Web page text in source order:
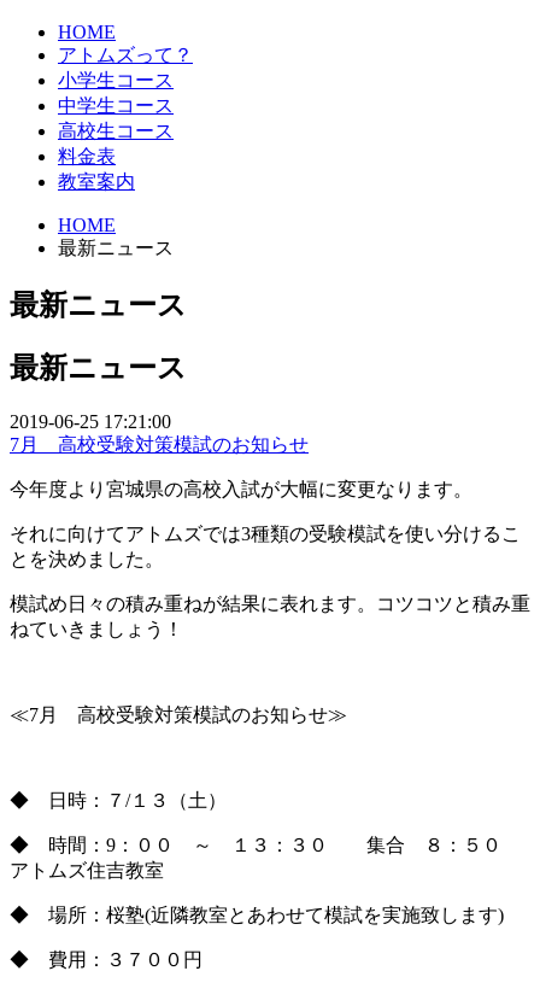
HOME
アトムズって？
小学生コース
中学生コース
高校生コース
料金表
教室案内
HOME
最新ニュース
最新ニュース
最新ニュース
2019-06-25 17:21:00
7月 高校受験対策模試のお知らせ
今年度より宮城県の高校入試が大幅に変更なります。
それに向けてアトムズでは3種類の受験模試を使い分けるこ
とを決めました。
模試め日々の積み重ねが結果に表れます。コツコツと積み重
ねていきましょう！
≪7月 高校受験対策模試のお知らせ≫
◆ 日時：７/１３（土）
◆ 時間：9：００ ～ １３：３０ 集合 ８：５０
アトムズ住吉教室
◆ 場所：桜塾(近隣教室とあわせて模試を実施致します)
◆ 費用：３７００円